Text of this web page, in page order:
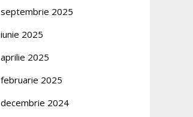
septembrie 2025
iunie 2025
aprilie 2025
februarie 2025
decembrie 2024